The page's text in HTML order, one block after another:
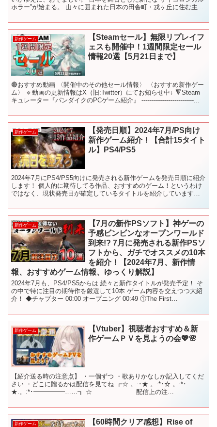
ホラー”が始まる。 山々に囲まれた日本の田舎町・戎ヶ丘に住む主人
新作ゲーム
【Steamセール】無限リプレイフ
ェスも開催中！1週間限定セール
情報20選【5月21日まで】
🔴おすすめ動画 〈開催中のその他セール情報〉 〈おすすめ新作ゲー
ム〉 🔹動画の更新情報はX（旧:Twitter）にてお知らせ中↓ 🔻Steam
キュレーター『パンダイクのPCゲーム紹介』 ---------------------------...
新作ゲーム
【発売日順】2024年7月/PS向け
新作ゲーム紹介！【合計15タイト
ル】PS4/PS5
2024年7月にPS4/PS5向けに発売される新作ゲームを発売日順に紹介
します！ 個人的に期待してる作品、おすすめのゲーム！というわけ
ではなく、現状発売日が確定しているタイトルを紹介しています。
新作ゲーム
【7月の新作PSソフト】神ゲーの
予感ビンビンなオープンワールド
到来!? 7月に発売される新作PSソ
フトから、ガチでオススメの10本
を紹介！【2024年7月、新作情
報、おすすめゲーム情報、ゆっくり解説】
2024年7月も、PS4/PS5からは 続々と新作タイトルが発売予定！ そ
の中で特に注目の期待作を厳選して10本 ゲーム内容を交えつつ大紹
介！ ◆チャプター 00:00 オープニング 00:49 ①The First
新作ゲーム
【Vtuber】視聴者おすすめ＆新
作ゲームＰＶを見ようの会💖🌸
【紹介送る時の注意点】 ・一個ずつ ・歌ありかなしか記入してくだ
さい ・どこに贈るかは配信を見てね ┏☆.。:･★.。:*･☆.。:*･
★.。:*･━━━━━……┓ ☆ 配信上の注
新作ゲーム
【60時間クリア感想】Rise of